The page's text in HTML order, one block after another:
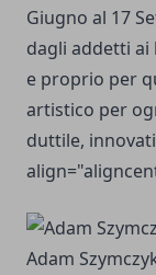
Giugno al 17
dagli addetti ai
e proprio per
artistico per
duttile,
Adam